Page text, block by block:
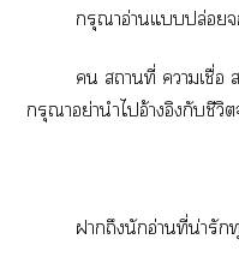
กรุณาอ่านแปล่อย
 สถานที่ าเชื่อ
กรุณาอย่านำไอ้างอิงกับชีวิ
าถึงนักอ่านที่น่ารัก